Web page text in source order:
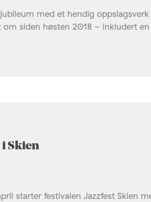
med et hendig
om siden høsten 2018 - inkludert
i Skien
starter festivalen Jazzfest Skien